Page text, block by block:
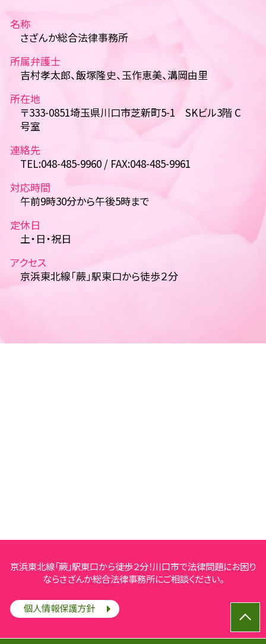
名称
さざんか総合法律事務所
所属弁護士
吉村孝太郎、飯塚隆史、玉作恵美、溝岡由里
所在地
〒333-0851埼玉県川口市芝新町5-1 SKビル3階 C
号室
連絡先
TEL:048-485-9960 / FAX:048-485-9961
対応時間
午前9時30分から午後5時まで
定休日
土・日・祝日
アクセス
京浜東北線「蕨」駅東口から徒歩２分
京浜東北線「蕨」駅東口から徒歩２分！川口市で法律問題にお困り
ならさざんか総合法律事務所にご相談ください。
個人情報保護方針